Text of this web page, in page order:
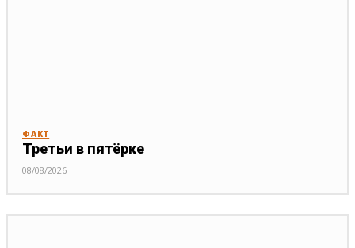
ФАКТ
Третьи в пятёрке
08/08/2026